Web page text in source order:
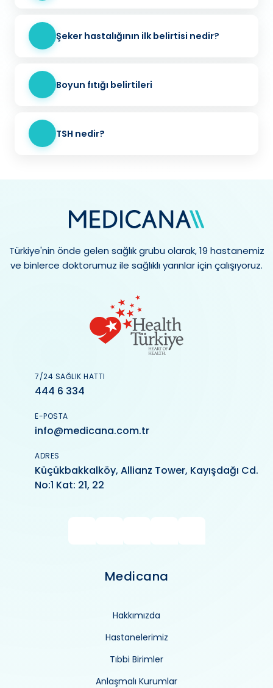
Şeker hastalığının ilk belirtisi nedir?
Boyun fıtığı belirtileri
TSH nedir?
Türkiye'nin önde gelen sağlık grubu olarak, 19 hastanemiz
ve binlerce doktorumuz ile sağlıklı yarınlar için çalışıyoruz.
7/24 SAĞLIK HATTI
444 6 334
E-POSTA
info@medicana.com.tr
ADRES
Küçükbakkalköy, Allianz Tower, Kayışdağı Cd.
No:1 Kat: 21, 22
Medicana
Hakkımızda
Hastanelerimiz
Tıbbi Birimler
Anlaşmalı Kurumlar